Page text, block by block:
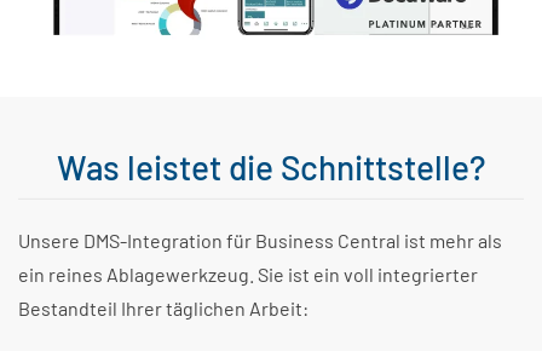
Was leistet die Schnittstelle?
Unsere DMS-Integration für Business Central ist mehr als
ein reines Ablagewerkzeug. Sie ist ein voll integrierter
Bestandteil Ihrer täglichen Arbeit: